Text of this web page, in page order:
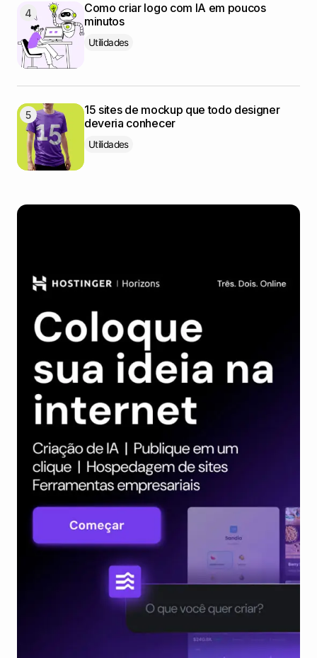
Como criar logo com IA em poucos
minutos
Utilidades
15 sites de mockup que todo designer
deveria conhecer
Utilidades